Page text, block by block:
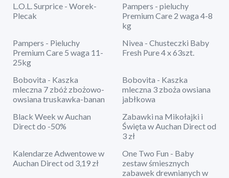
L.O.L. Surprice - Worek-
Plecak
Pampers - pieluchy
Premium Care 2 waga 4-8
kg
Pampers - Pieluchy
Premium Care 5 waga 11-
25kg
Nivea - Chusteczki Baby
Fresh Pure 4 x 63szt.
Bobovita - Kaszka
mleczna 7 zbóż zbożowo-
owsiana truskawka-banan
Bobovita - Kaszka
mleczna 3 zboża owsiana
jabłkowa
Black Week w Auchan
Direct do -50%
Zabawki na Mikołajki i
Święta w Auchan Direct od
3 zł
Kalendarze Adwentowe w
Auchan Direct od 3,19 zł
One Two Fun - Baby
zestaw śmiesznych
zabawek drewnianych w